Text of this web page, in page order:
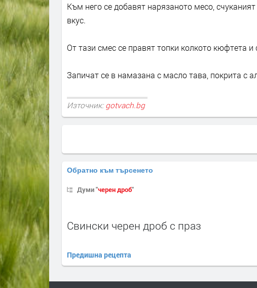
Към него се добавят нарязаното месо,
вкус.
От тази смес се правят топки колкото кюфтета и
Запичат се в намазана с масло тава, покрита с
Източник: gotvach.bg
Обратно към търсенето
Думи "черен дроб"
Свински черен дроб с праз
Предишна рецепта